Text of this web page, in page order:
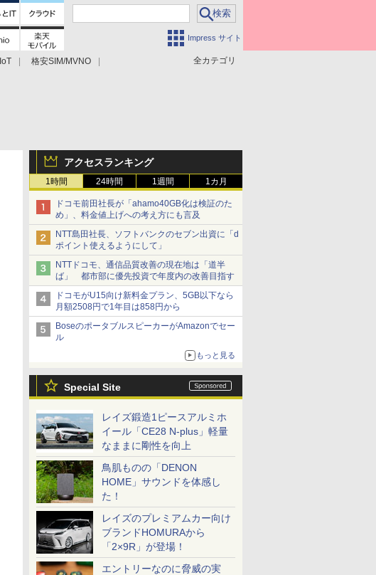
Impress サイト
全カテゴリ
IoT
格安SIM/MVNO
アクセスランキング
1時間 24時間 1週間 1カ月
ドコモ前田社長が「ahamo40GB化は検証のた
め」、料金値上げへの考え方にも言及
NTT島田社長、ソフトバンクのセブン出資に「d
ポイント使えるようにして」
NTTドコモ、通信品質改善の現在地は「道半
ば」 都市部に優先投資で年度内の改善目指す
ドコモがU15向け新料金プラン、5GB以下なら
月額2508円で1年目は858円から
BoseのポータブルスピーカーがAmazonでセー
ル
もっと見る
Special Site
レイズ鍛造1ピースアルミホ
イール「CE28 N-plus」軽量
なままに剛性を向上
鳥肌ものの「DENON
HOME」サウンドを体感し
た！
レイズのプレミアムカー向け
ブランドHOMURAから
「2×9R」が登場！
エントリーなのに脅威の実